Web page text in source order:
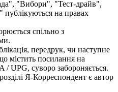
"Вибори", "Тест-драйв",
на правах
спільно з
передрук, чи наступне
містить посилання на
/ UPG, суворо забороняється.
Я-Корреспондент є автор